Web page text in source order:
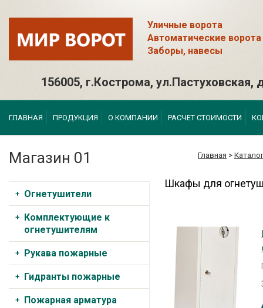
156005, г.Кострома, ул.Пастуховская,
Уличные ворота
Автоматические ворота
Заборы, навесы
ГЛАВНАЯ ПРОДУКЦИЯ О КОМПАНИИ РАСЧЕТ СТОИМОСТИ
Главная > Каталог
Шкафы для
Магазин 01
Огнетушители
Комплектующие к
огнетушителям
Рукава пожарные
Гидранты пожарные
Пожарная арматура